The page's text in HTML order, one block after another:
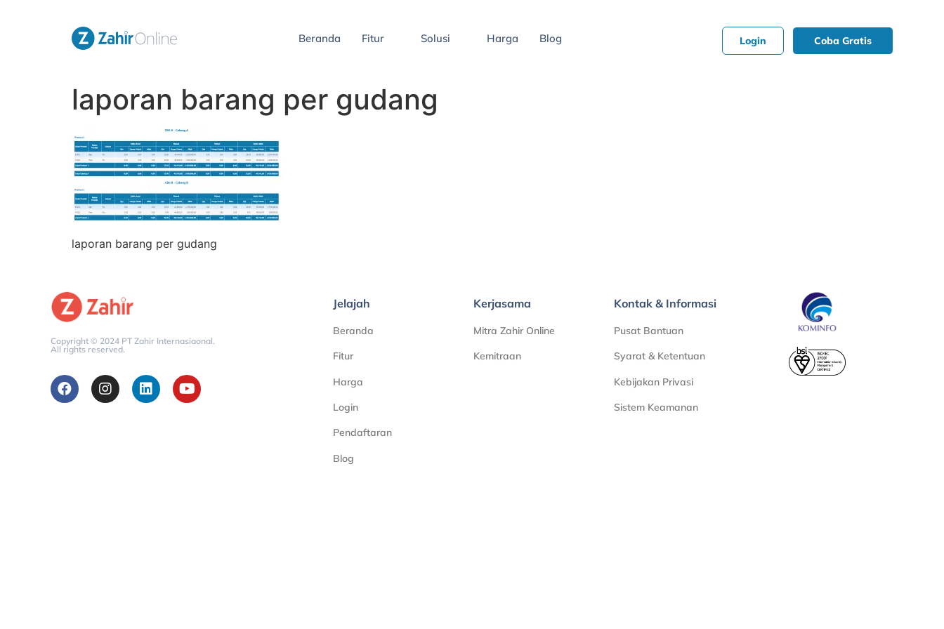
Beranda Fitur Solusi Harga Blog Login Coba Gratis
laporan barang per gudang
laporan barang per gudang
Copyright © 2024 PT Zahir Internasiaonal.
All rights reserved.
Jelajah
Beranda
Fitur
Harga
Login
Pendaftaran
Blog
Kerjasama
Mitra Zahir Online
Kemitraan
Kontak & Informasi
Pusat Bantuan
Syarat & Ketentuan
Kebijakan Privasi
Sistem Keamanan